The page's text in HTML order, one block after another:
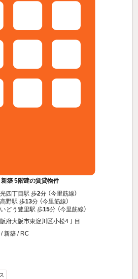
築 5階建の賃貸物件
四丁目駅 歩2分 （今里筋線）
野駅 歩13分 （今里筋線）
どう豊里駅 歩15分 （今里筋線）
府大阪市東淀川区小松4丁目
新築 / RC